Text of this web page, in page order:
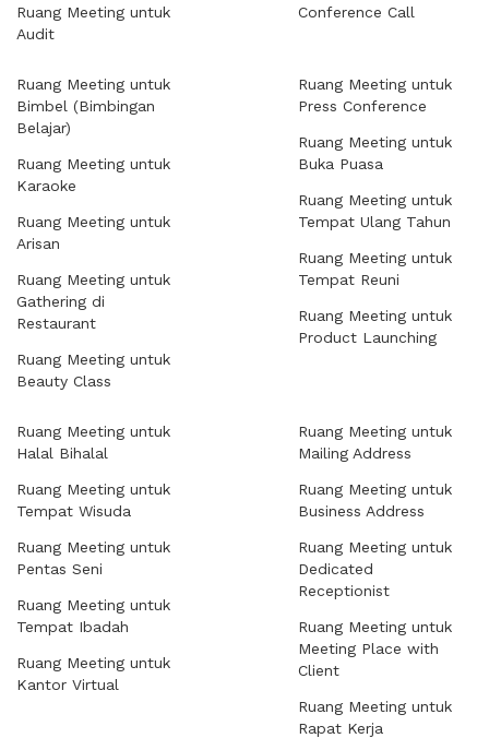
Ruang Meeting untuk
Audit
Conference Call
Ruang Meeting untuk
Bimbel (Bimbingan
Belajar)
Ruang Meeting untuk
Karaoke
Ruang Meeting untuk
Arisan
Ruang Meeting untuk
Gathering di
Restaurant
Ruang Meeting untuk
Beauty Class
Ruang Meeting untuk
Press Conference
Ruang Meeting untuk
Buka Puasa
Ruang Meeting untuk
Tempat Ulang Tahun
Ruang Meeting untuk
Tempat Reuni
Ruang Meeting untuk
Product Launching
Ruang Meeting untuk
Halal Bihalal
Ruang Meeting untuk
Tempat Wisuda
Ruang Meeting untuk
Pentas Seni
Ruang Meeting untuk
Tempat Ibadah
Ruang Meeting untuk
Kantor Virtual
Ruang Meeting untuk
Mailing Address
Ruang Meeting untuk
Business Address
Ruang Meeting untuk
Dedicated
Receptionist
Ruang Meeting untuk
Meeting Place with
Client
Ruang Meeting untuk
Rapat Kerja